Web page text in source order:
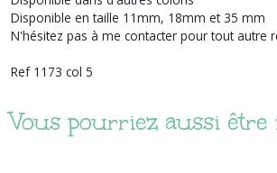
Disponible en taille 11mm, 18mm et 35 mm
N'hésitez pas à me contacter pour tout autre
Ref 1173 col 5
Vous pourriez aussi être